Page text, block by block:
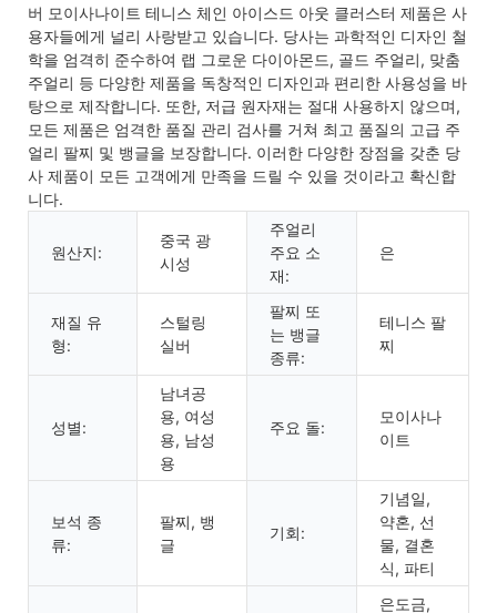
버 모이사나이트 테니스 체인 아이스드 아웃 클러스터 제품은 사
용자들에게 널리 사랑받고 있습니다. 당사는 과학적인 디자인 철
학을 엄격히 준수하여 랩 그로운 다이아몬드, 골드 주얼리, 맞춤
주얼리 등 다양한 제품을 독창적인 디자인과 편리한 사용성을 바
탕으로 제작합니다. 또한, 저급 원자재는 절대 사용하지 않으며,
모든 제품은 엄격한 품질 관리 검사를 거쳐 최고 품질의 고급 주
얼리 팔찌 및 뱅글을 보장합니다. 이러한 다양한 장점을 갖춘 당
사 제품이 모든 고객에게 만족을 드릴 수 있을 것이라고 확신합
니다.
원산지:
중국 광
시성
주얼리
주요 소
재:
은
재질 유
형:
스털링
실버
팔찌 또
는 뱅글
종류:
테니스 팔
찌
성별:
남녀공
용, 여성
용, 남성
용
주요 돌:
모이사나
이트
보석 종
류:
팔찌, 뱅
글
기회:
기념일,
약혼, 선
물, 결혼
식, 파티
은도금,